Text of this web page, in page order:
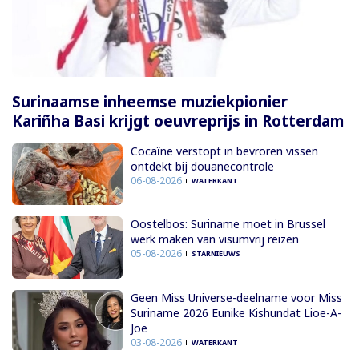
Surinaamse inheemse muziekpionier
Kariñha Basi krijgt oeuvreprijs in Rotterdam
Cocaïne verstopt in bevroren vissen
ontdekt bij douanecontrole
06-08-2026 WATERKANT
Oostelbos: Suriname moet in Brussel
werk maken van visumvrij reizen
05-08-2026 STARNIEUWS
Geen Miss Universe-deelname voor Miss
Suriname 2026 Eunike Kishundat Lioe-A-
Joe
03-08-2026 WATERKANT